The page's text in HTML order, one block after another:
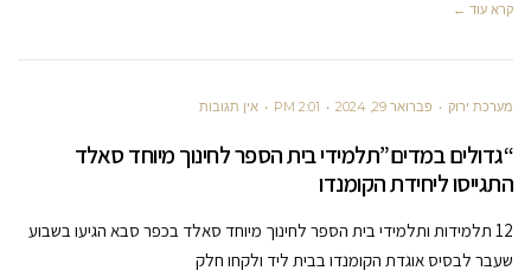
קרא עוד ←
מערכת ירוק פברואר 29, 2024 2:01 PM אין תגובות
“גדולים במדים”תלמידי בית הספר לחינוך מיוחד סאלד
התגייסו ליחידת הקומנדו
12 תלמידות ותלמידי בית הספר לחינוך מיוחד סאלד בכפר סבא הגיעו בשבוע
שעבר לבסיס אוגדת הקומנדו בבית ליד ולקחו חלק